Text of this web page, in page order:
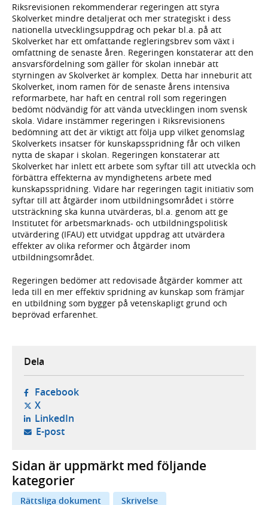
Riksrevisionen rekommenderar regeringen att styra
Skolverket mindre detaljerat och mer strategiskt i dess
nationella utvecklingsuppdrag och pekar bl.a. på att
Skolverket har ett omfattande regleringsbrev som växt i
omfattning de senaste åren. Regeringen konstaterar att den
ansvarsfördelning som gäller för skolan innebär att
styrningen av Skolverket är komplex. Detta har inneburit att
Skolverket, inom ramen för de senaste årens intensiva
reformarbete, har haft en central roll som regeringen
bedömt nödvändig för att vända utvecklingen inom svensk
skola. Vidare instämmer regeringen i Riksrevisionens
bedömning att det är viktigt att följa upp vilket genomslag
Skolverkets insatser för kunskapsspridning får och vilken
nytta de skapar i skolan. Regeringen konstaterar att
Skolverket har inlett ett arbete som syftar till att utveckla och
förbättra effekterna av myndighetens arbete med
kunskapsspridning. Vidare har regeringen tagit initiativ som
syftar till att åtgärder inom utbildningsområdet i större
utsträckning ska kunna utvärderas, bl.a. genom att ge
Institutet för arbetsmarknads- och utbildningspolitisk
utvärdering (IFAU) ett utvidgat uppdrag att utvärdera
effekter av olika reformer och åtgärder inom
utbildningsområdet.
Regeringen bedömer att redovisade åtgärder kommer att
leda till en mer effektiv spridning av kunskap som främjar
en utbildning som bygger på vetenskapligt grund och
beprövad erfarenhet.
Dela
Facebook- öppnas i ny flik, extern webbplats,
X- öppnas i ny flik, extern webbplats,
LinkedIn- öppnas i ny flik, extern webbplats,
E-post- öppnar din e-postklient,
Sidan är uppmärkt med följande
kategorier
Rättsliga dokument
Skrivelse